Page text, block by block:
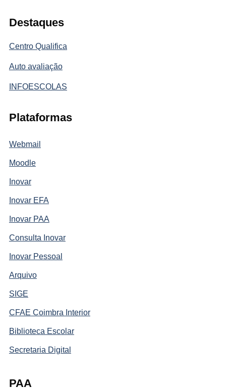
Destaques
Centro Qualifica
Auto avaliação
INFOESCOLAS
Plataformas
Webmail
Moodle
Inovar
Inovar EFA
Inovar PAA
Consulta Inovar
Inovar Pessoal
Arquivo
SIGE
CFAE Coimbra Interior
Biblioteca Escolar
Secretaria Digital
PAA